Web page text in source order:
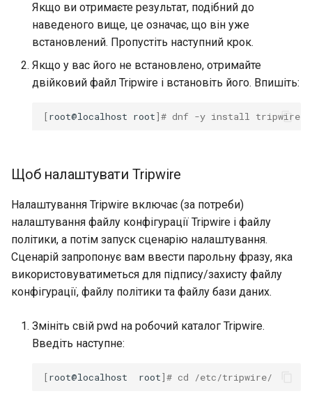
Якщо ви отримаєте результат, подібний до
наведеного вище, це означає, що він уже
встановлений. Пропустіть наступний крок.
Якщо у вас його не встановлено, отримайте
двійковий файл Tripwire і встановіть його. Впишіть:
[root@localhost root]# dnf -y install tripwire
Щоб налаштувати Tripwire
Налаштування Tripwire включає (за потреби)
налаштування файлу конфігурації Tripwire і файлу
політики, а потім запуск сценарію налаштування.
Сценарій запропонує вам ввести парольну фразу, яка
використовуватиметься для підпису/захисту файлу
конфігурації, файлу політики та файлу бази даних.
Змініть свій pwd на робочий каталог Tripwire.
Введіть наступне:
[root@localhost root]# cd /etc/tripwire/